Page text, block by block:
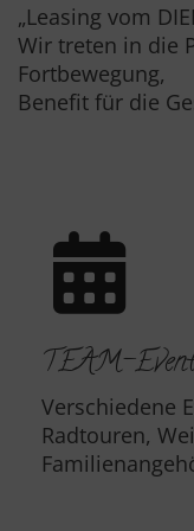
„Leasing vom
Wir treten in die
Fortbewegung,
Benefit für die
TEAM-
Verschiedene
Radtouren,